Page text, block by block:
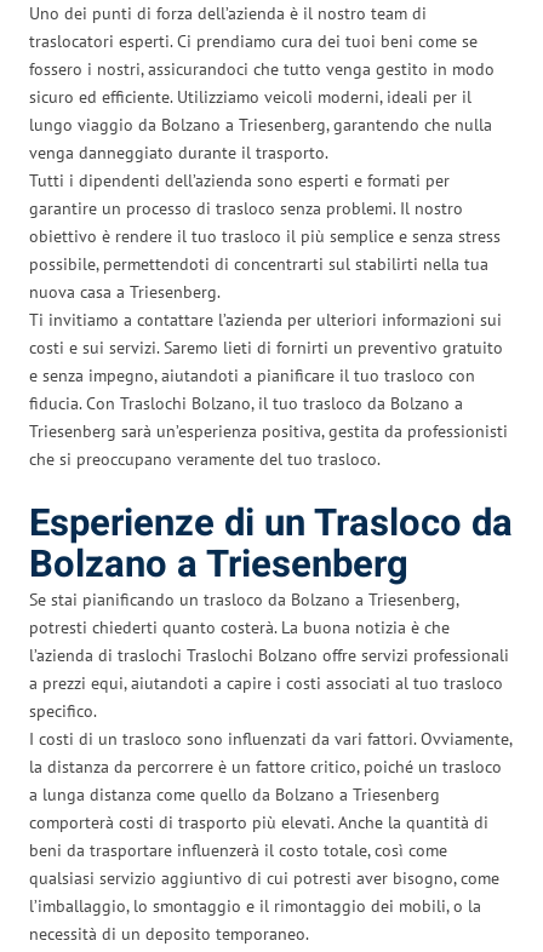
Uno dei punti di forza dell’azienda è il nostro team di
traslocatori esperti. Ci prendiamo cura dei tuoi beni come se
fossero i nostri, assicurandoci che tutto venga gestito in modo
sicuro ed efficiente. Utilizziamo veicoli moderni, ideali per il
lungo viaggio da Bolzano a Triesenberg, garantendo che nulla
venga danneggiato durante il trasporto.
Tutti i dipendenti dell’azienda sono esperti e formati per
garantire un processo di trasloco senza problemi. Il nostro
obiettivo è rendere il tuo trasloco il più semplice e senza stress
possibile, permettendoti di concentrarti sul stabilirti nella tua
nuova casa a Triesenberg.
Ti invitiamo a contattare l’azienda per ulteriori informazioni sui
costi e sui servizi. Saremo lieti di fornirti un preventivo gratuito
e senza impegno, aiutandoti a pianificare il tuo trasloco con
fiducia. Con Traslochi Bolzano, il tuo trasloco da Bolzano a
Triesenberg sarà un’esperienza positiva, gestita da professionisti
che si preoccupano veramente del tuo trasloco.
Esperienze di un Trasloco da
Bolzano a Triesenberg
Se stai pianificando un trasloco da Bolzano a Triesenberg,
potresti chiederti quanto costerà. La buona notizia è che
l’azienda di traslochi Traslochi Bolzano offre servizi professionali
a prezzi equi, aiutandoti a capire i costi associati al tuo trasloco
specifico.
I costi di un trasloco sono influenzati da vari fattori. Ovviamente,
la distanza da percorrere è un fattore critico, poiché un trasloco
a lunga distanza come quello da Bolzano a Triesenberg
comporterà costi di trasporto più elevati. Anche la quantità di
beni da trasportare influenzerà il costo totale, così come
qualsiasi servizio aggiuntivo di cui potresti aver bisogno, come
l’imballaggio, lo smontaggio e il rimontaggio dei mobili, o la
necessità di un deposito temporaneo.